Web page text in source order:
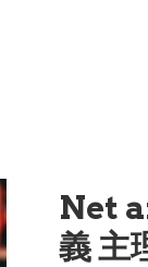
Net
義 主